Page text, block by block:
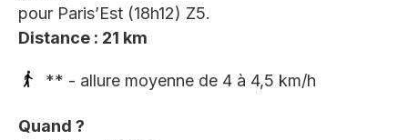
pour Paris’Est (18h12) Z5.
Distance : 21 km
** - allure moyenne de 4 à 4,5 km/h
Quand ?